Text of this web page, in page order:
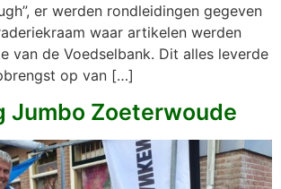
er werden rondleidingen gegeven
waar artikelen werden
van de Voedselbank. Dit alles leverde
op van […]
Jumbo Zoeterwoude